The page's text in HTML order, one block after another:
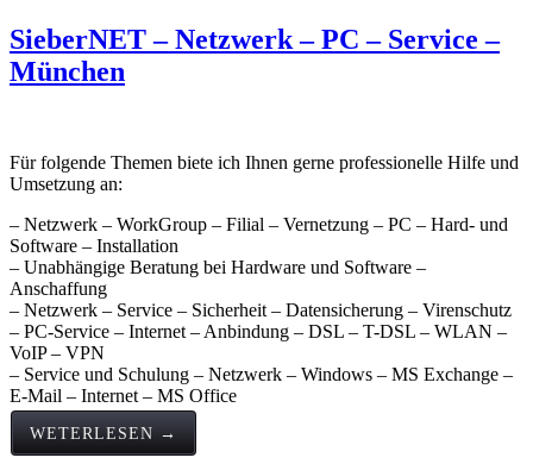
SieberNET – Netzwerk – PC – Service –
München
Für folgende Themen biete ich Ihnen gerne professionelle Hilfe und
Umsetzung an:
– Netzwerk – WorkGroup – Filial – Vernetzung – PC – Hard- und
Software – Installation
– Unabhängige Beratung bei Hardware und Software –
Anschaffung
– Netzwerk – Service – Sicherheit – Datensicherung – Virenschutz
– PC-Service – Internet – Anbindung – DSL – T-DSL – WLAN –
VoIP – VPN
– Service und Schulung – Netzwerk – Windows – MS Exchange –
E-Mail – Internet – MS Office
WETERLESEN →